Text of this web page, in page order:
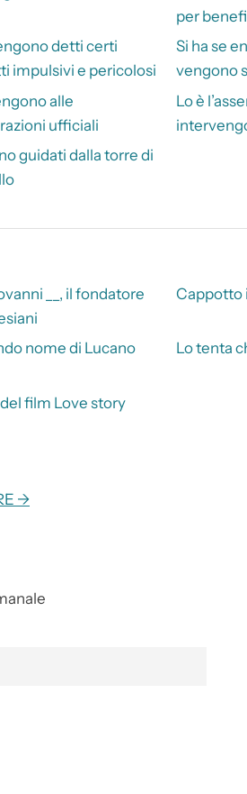
per
detti certi
impulsivi e pericolosi
Si ha se
vengono
alle
ufficiali
Lo è
guidati dalla torre di
__, il fondatore
Cappotto
nome di Lucano Lo tenta
del film Love story
→